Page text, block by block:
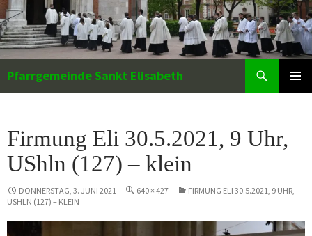
Zum
Inhalt
springen
Pfarrgemeinde Sankt Elisabeth
Firmung Eli 30.5.2021, 9 Uhr,
UShln (127) – klein
DONNERSTAG, 3. JUNI 2021 640 × 427
FIRMUNG ELI 30.5.2021, 9 UHR,
USHLN (127) – KLEIN